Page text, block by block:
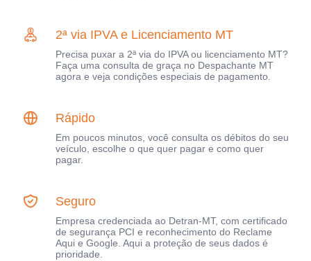
2ª via IPVA e Licenciamento MT
Precisa puxar a 2ª via do IPVA ou licenciamento MT?
Faça uma consulta de graça no Despachante MT
agora e veja condições especiais de pagamento.
Rápido
Em poucos minutos, você consulta os débitos do seu
veículo, escolhe o que quer pagar e como quer
pagar.
Seguro
Empresa credenciada ao Detran-MT, com certificado
de segurança PCI e reconhecimento do Reclame
Aqui e Google. Aqui a proteção de seus dados é
prioridade.